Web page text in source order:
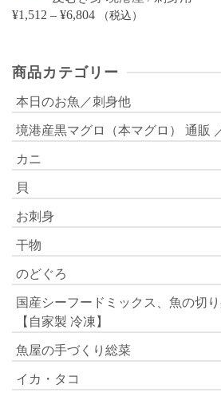
¥1,512 – ¥6,804価
¥1,512
¥6,804
（税込）
商品カテゴリー
本日のお魚／刺身他
境港産黒マグロ（本マグロ） 通販
カニ
貝
お刺身
干物
のどぐろ
国産シーフードミックス、魚の切
【自家製 冷凍】
魚屋の手づくり総菜
イカ・タコ